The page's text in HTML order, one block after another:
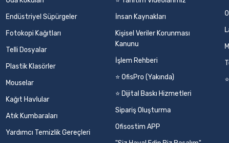
Endüstriyel Süpürgeler
Fotokopi Kağıtları
Telli Dosyalar
Plastik Klasörler
Mouselar
Kağıt Havlular
Atık Kumbaraları
Yardımcı Temizlik Gereçleri
İnsan Kaynakları
Kişisel Veriler Korunması
Kanunu
İşlem Rehberi
⭐ OfisPro (Yakında)
⭐ Dijital Baskı Hizmetleri
Sipariş Oluşturma
Ofisostim APP